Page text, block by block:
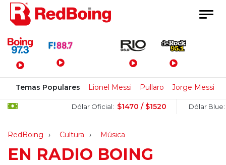
Menú Principal
Temas Populares Lionel Messi Pullaro Jorge Messi
Dólar Oficial: $1470 / $1520 Dólar Blue:
RedBoing Cultura Música
EN RADIO BOING